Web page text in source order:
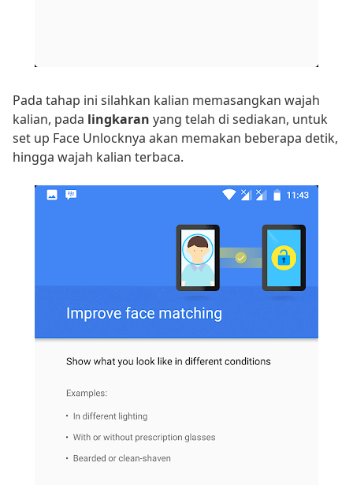
Pada tahap ini silahkan kalian memasangkan wajah
kalian, pada lingkaran yang telah di sediakan, untuk
set up Face Unlocknya akan memakan beberapa detik,
hingga wajah kalian terbaca.